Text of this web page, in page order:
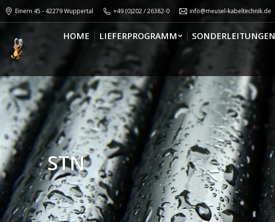
Einern 45 - 42279 Wuppertal +49 (0)202 / 26382-0 info@meusel-kabeltechnik.de
HOME LIEFERPROGRAMM SONDERLEITUNGEN
STN